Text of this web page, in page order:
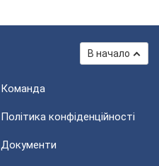
В начало
Команда
Політика конфіденційності
Документи